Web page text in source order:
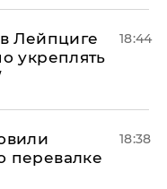
Лейпциге
укреплять
18:44
перевалке
18:38